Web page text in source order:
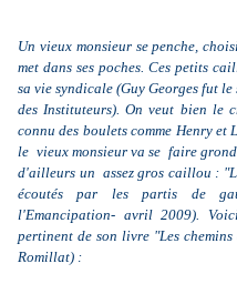
Un vieux monsieur se penche,
met dans ses poches. Ces petits
sa vie syndicale (Guy Georges fut
des Instituteurs). On veut bien
connu des boulets comme Henry
le vieux monsieur va se faire
d'ailleurs un assez gros caillou : "
écoutés par les partis de
l'Emancipation- avril 2009).
pertinent de son livre "Les
Romillat) :